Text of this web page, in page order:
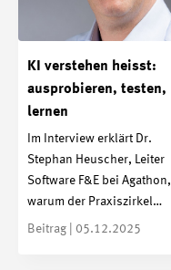
KI verstehen heisst:
ausprobieren, testen,
lernen
Im Interview erklärt Dr.
Stephan Heuscher, Leiter
Software F&E bei Agathon,
warum der Praxiszirkel…
Beitrag | 05.12.2025